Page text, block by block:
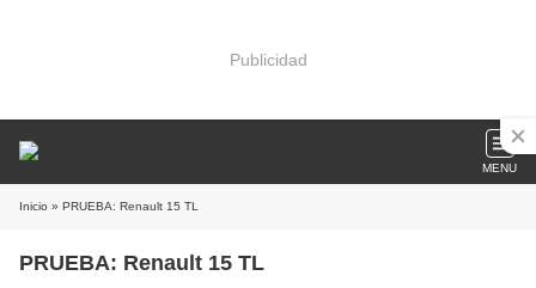
Publicidad
MENU
Inicio » PRUEBA: Renault 15 TL
PRUEBA: Renault 15 TL